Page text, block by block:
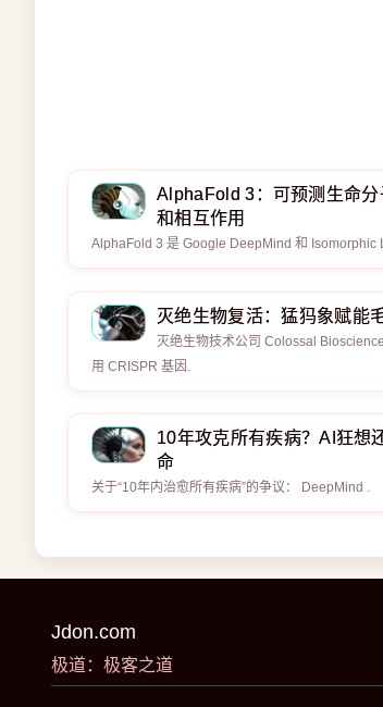
AlphaFold 3：可预测生命分
和相互作用
AlphaFold 3 是 Google DeepMind 和 Isomorphic
灭绝生物复活：猛犸象赋能
灭绝生物技术公司 Colossal
用 CRISPR 基因.
10年攻克所有疾病？AI狂想
命
关于“10年内治愈所有疾病”的争议： DeepMind .
Jdon.com
极道：极客之道